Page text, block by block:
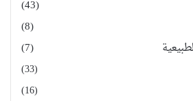
(43)
(8)
(7)
(33)
(16)